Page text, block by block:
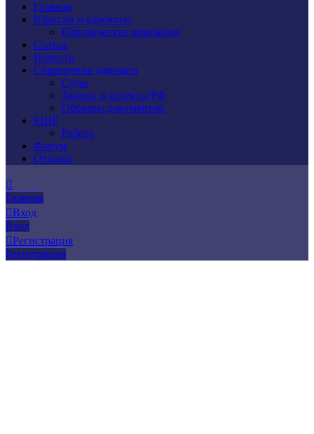
Главная
Юристы и адвокаты
Юридические компании
Статьи
Новости
Справочник адвоката
Суды
Законы и кодексы РФ
Образцы документов
ЕЩЁ
Работа
Форум
Отзывы
Главная
Вход
Вход
Регистрация
Регистрация